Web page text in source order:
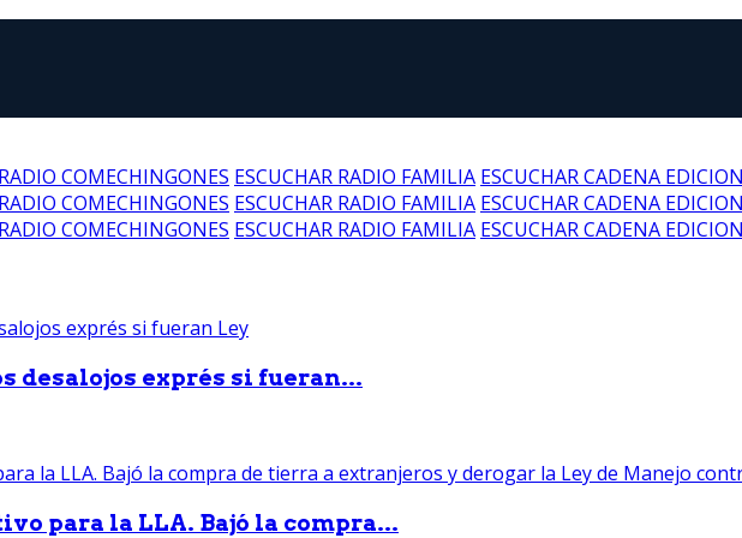
COMECHINGONES ESCUCHAR RADIO FAMILIA ESCUCHAR CADENA EDICION
COMECHINGONES ESCUCHAR RADIO FAMILIA ESCUCHAR CADENA EDICION
COMECHINGONES ESCUCHAR RADIO FAMILIA ESCUCHAR CADENA EDICION
desalojos exprés si fueran...
para la LLA. Bajó la compra...